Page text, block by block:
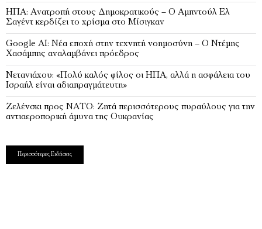
ΗΠΑ: Ανατροπή στους Δημοκρατικούς – Ο Αμπντούλ Ελ
Σαγέντ κερδίζει το χρίσμα στο Μίσιγκαν
Google AI: Νέα εποχή στην τεχνητή νοημοσύνη – Ο Ντέμης
Χασάμπης αναλαμβάνει πρόεδρος
Νετανιάχου: «Πολύ καλός φίλος οι ΗΠΑ, αλλά η ασφάλεια του
Ισραήλ είναι αδιαπραγμάτευτη»
Ζελένσκι προς ΝΑΤΟ: Ζητά περισσότερους πυραύλους για την
αντιαεροπορική άμυνα της Ουκρανίας
Περισσότερες Ειδήσεις